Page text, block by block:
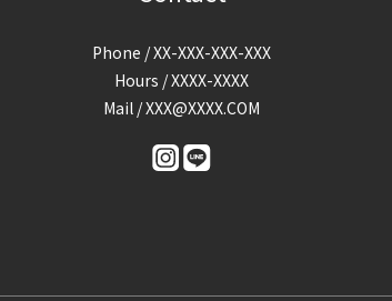
Phone / XX-XXX-XXX-XXX
Hours / XXXX-XXXX
Mail / XXX@XXXX.COM